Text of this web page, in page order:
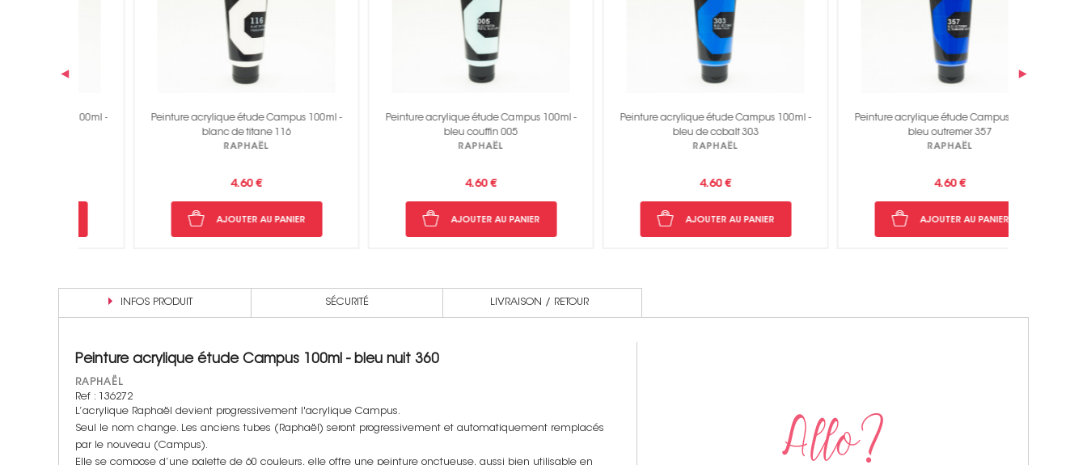
Peinture acrylique étude Campus 100ml -
blanc de titane 116
AJOUTER AU PANIER
Peinture acrylique étude Campus 100ml -
bleu couffin 005
AJOUTER AU PANIER
Peinture acrylique étude Campus 100ml -
bleu de cobalt 303
AJOUTER AU PANIER
Peinture acrylique étude Campus 100ml -
bleu outremer 357
AJOUTER AU PANIER
‹ ›
INFOS PRODUIT SÉCURITÉ LIVRAISON / RETOUR
Peinture acrylique étude Campus 100ml - bleu nuit 360
RAPHAËL
Ref : 136272
L’acrylique Raphaël devient progressivement l'acrylique Campus.
Seul le nom change. Les anciens tubes (Raphaël) seront progressivement et automatiquement remplacés
par le nouveau (Campus).
Elle se compose d’une palette de 60 couleurs, elle offre une peinture onctueuse, aussi bien utilisable en